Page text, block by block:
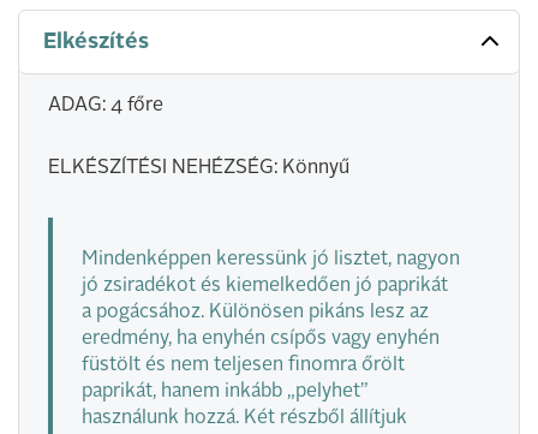
Elkészítés
ADAG: 4 főre
ELKÉSZÍTÉSI NEHÉZSÉG: Könnyű
Mindenképpen keressünk jó lisztet, nagyon
jó zsiradékot és kiemelkedően jó paprikát
a pogácsához. Különösen pikáns lesz az
eredmény, ha enyhén csípős vagy enyhén
füstölt és nem teljesen finomra őrölt
paprikát, hanem inkább „pelyhet”
használunk hozzá. Két részből állítjuk